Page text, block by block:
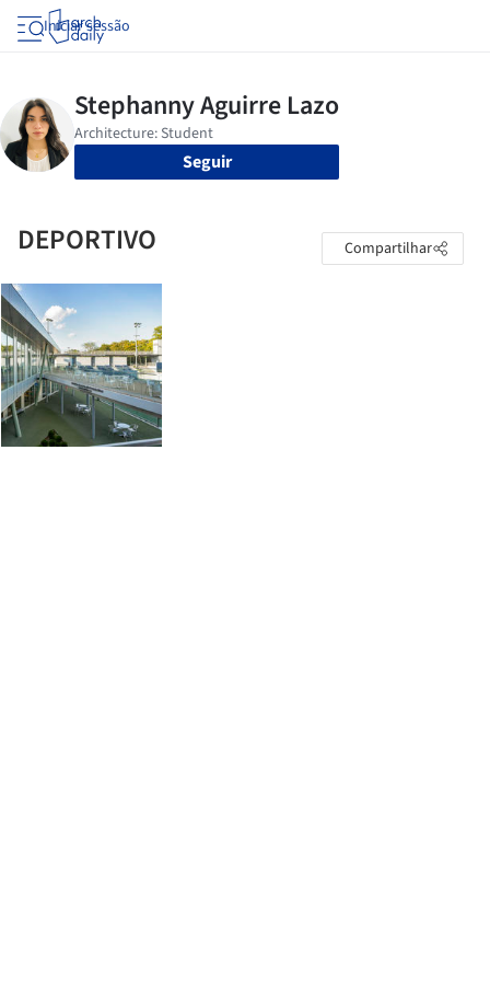
Iniciar sessão
Seguir
DEPORTIVO Compartilhar